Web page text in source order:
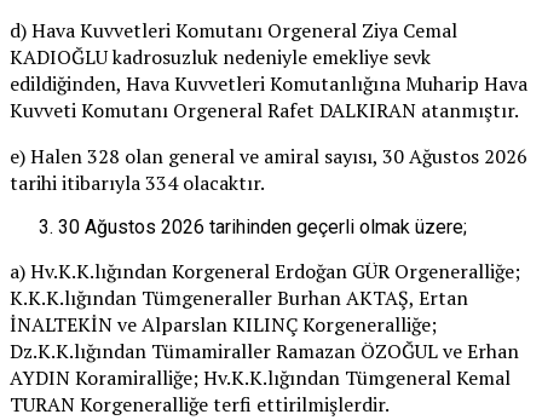
d) Hava Kuvvetleri Komutanı Orgeneral Ziya Cemal
KADIOĞLU kadrosuzluk nedeniyle emekliye sevk
edildiğinden, Hava Kuvvetleri Komutanlığına Muharip Hava
Kuvveti Komutanı Orgeneral Rafet DALKIRAN atanmıştır.
e) Halen 328 olan general ve amiral sayısı, 30 Ağustos 2026
tarihi itibarıyla 334 olacaktır.
30 Ağustos 2026 tarihinden geçerli olmak üzere;
a) Hv.K.K.lığından Korgeneral Erdoğan GÜR Orgeneralliğe;
K.K.K.lığından Tümgeneraller Burhan AKTAŞ, Ertan
İNALTEKİN ve Alparslan KILINÇ Korgeneralliğe;
Dz.K.K.lığından Tümamiraller Ramazan ÖZOĞUL ve Erhan
AYDIN Koramiralliğe; Hv.K.K.lığından Tümgeneral Kemal
TURAN Korgeneralliğe terfi ettirilmişlerdir.